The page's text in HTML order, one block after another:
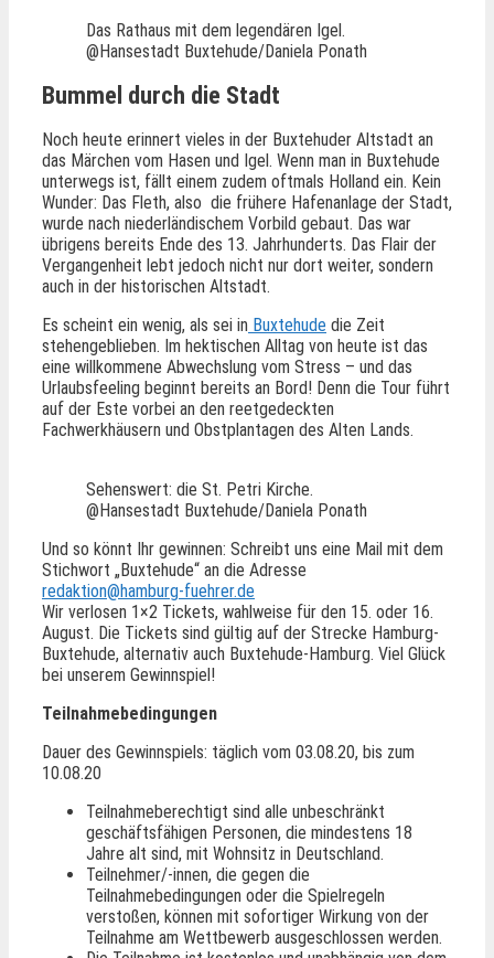
Das Rathaus mit dem legendären Igel.
@Hansestadt Buxtehude/Daniela Ponath
Bummel durch die Stadt
Noch heute erinnert vieles in der Buxtehuder Altstadt an
das Märchen vom Hasen und Igel. Wenn man in Buxtehude
unterwegs ist, fällt einem zudem oftmals Holland ein. Kein
Wunder: Das Fleth, also die frühere Hafenanlage der Stadt,
wurde nach niederländischem Vorbild gebaut. Das war
übrigens bereits Ende des 13. Jahrhunderts. Das Flair der
Vergangenheit lebt jedoch nicht nur dort weiter, sondern
auch in der historischen Altstadt.
Es scheint ein wenig, als sei in Buxtehude die Zeit
stehengeblieben. Im hektischen Alltag von heute ist das
eine willkommene Abwechslung vom Stress – und das
Urlaubsfeeling beginnt bereits an Bord! Denn die Tour führt
auf der Este vorbei an den reetgedeckten
Fachwerkhäusern und Obstplantagen des Alten Lands.
Sehenswert: die St. Petri Kirche.
@Hansestadt Buxtehude/Daniela Ponath
Und so könnt Ihr gewinnen: Schreibt uns eine Mail mit dem
Stichwort „Buxtehude“ an die Adresse
redaktion@hamburg-fuehrer.de
Wir verlosen 1×2 Tickets, wahlweise für den 15. oder 16.
August. Die Tickets sind gültig auf der Strecke Hamburg-
Buxtehude, alternativ auch Buxtehude-Hamburg. Viel Glück
bei unserem Gewinnspiel!
Teilnahmebedingungen
Dauer des Gewinnspiels: täglich vom 03.08.20, bis zum
10.08.20
Teilnahmeberechtigt sind alle unbeschränkt
geschäftsfähigen Personen, die mindestens 18
Jahre alt sind, mit Wohnsitz in Deutschland.
Teilnehmer/-innen, die gegen die
Teilnahmebedingungen oder die Spielregeln
verstoßen, können mit sofortiger Wirkung von der
Teilnahme am Wettbewerb ausgeschlossen werden.